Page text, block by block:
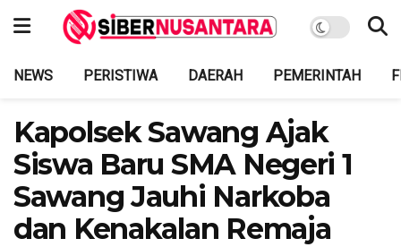
NEWS PERISTIWA DAERAH PEMERINTAH
Kapolsek Sawang Ajak
Siswa Baru SMA Negeri 1
Sawang Jauhi Narkoba
dan Kenakalan Remaja